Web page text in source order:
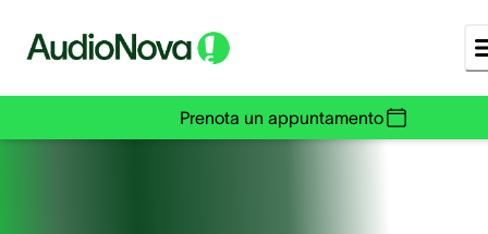
Prenota un appuntamento